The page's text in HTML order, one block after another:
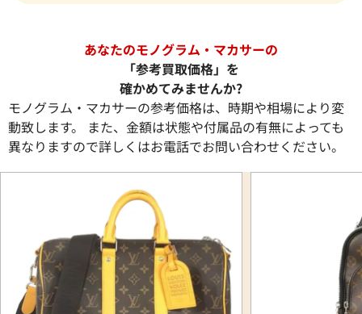
あなたのモノグラム・マカサーの
「参考買取価格」を
確かめてみませんか?
モノグラム・マカサーの参考価格は、時期や相場により変
動致します。 また、金額は状態や付属品の有無によっても
異なりますので詳しくはお電話でお問い合わせください。